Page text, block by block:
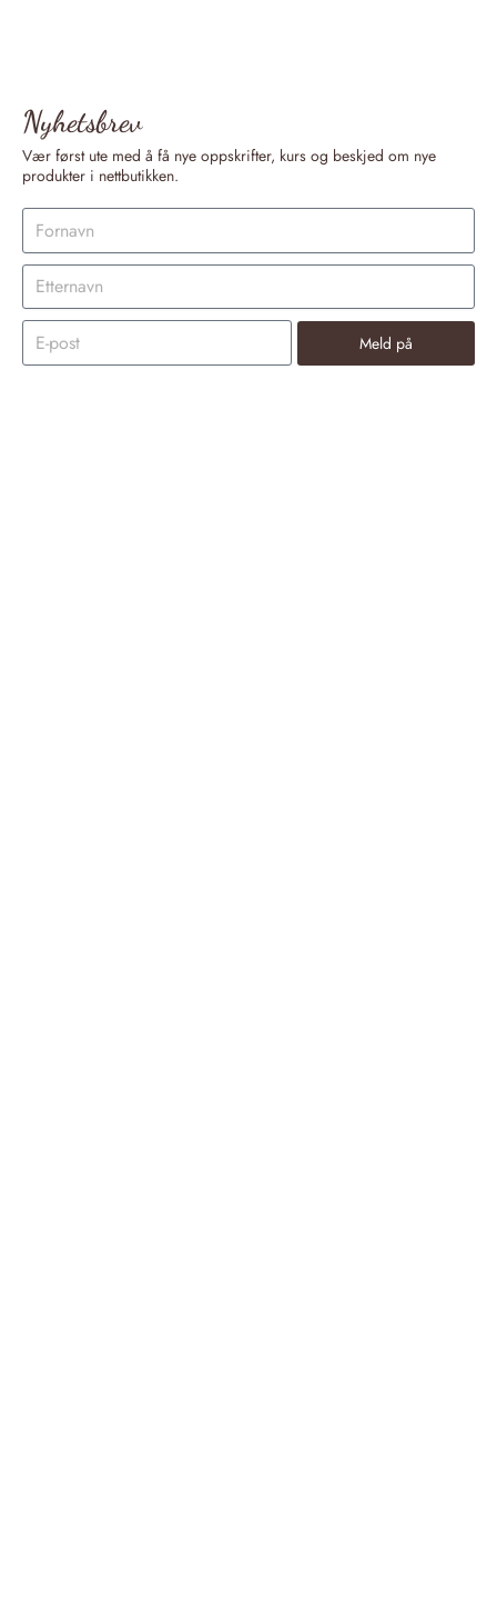
Nyhetsbrev
Vær først ute med å få nye oppskrifter, kurs og beskjed om nye
produkter i nettbutikken.
Meld på